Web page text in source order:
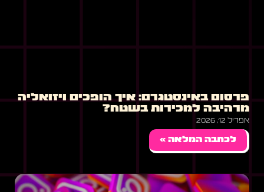
פרסום באינסטגרם: איך הופכים ויזואליה
מרהיבה למכירות בשטח?
אפריל 12, 2026
לכתבה המלאה »